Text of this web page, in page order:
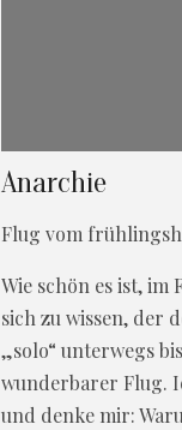
Anarchie
Flug vom
Wie schön es ist,
sich zu wissen, der
„solo“ unterwegs
wunderbarer Flug.
und denke mir: